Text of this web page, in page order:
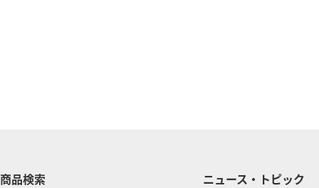
商品検索 ニュース・トピック